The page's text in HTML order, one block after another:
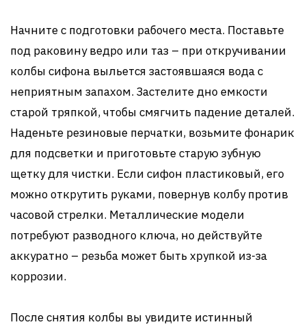
Начните с подготовки рабочего места. Поставьте
под раковину ведро или таз – при откручивании
колбы сифона выльется застоявшаяся вода с
неприятным запахом. Застелите дно емкости
старой тряпкой, чтобы смягчить падение деталей.
Наденьте резиновые перчатки, возьмите фонарик
для подсветки и приготовьте старую зубную
щетку для чистки. Если сифон пластиковый, его
можно открутить руками, повернув колбу против
часовой стрелки. Металлические модели
потребуют разводного ключа, но действуйте
аккуратно – резьба может быть хрупкой из-за
коррозии.
После снятия колбы вы увидите истинный